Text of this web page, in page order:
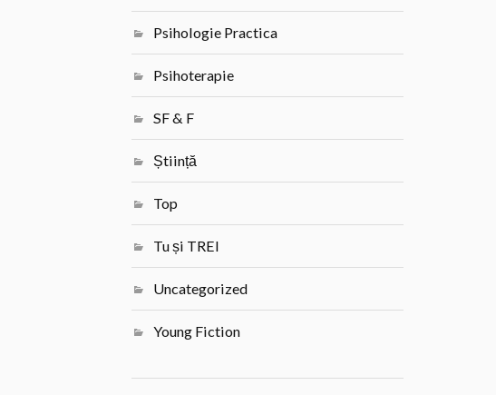
Psihologie Practica
Psihoterapie
SF & F
Știință
Top
Tu și TREI
Uncategorized
Young Fiction